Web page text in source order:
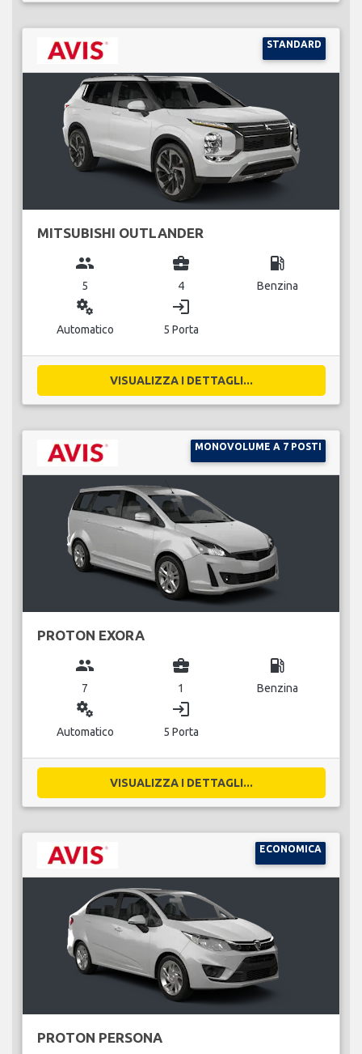
STANDARD
MITSUBISHI OUTLANDER
group
5
business_center
4
local_gas_station
Benzina
miscellaneous_services
Automatico
login
5 Porta
VISUALIZZA I DETTAGLI...
MONOVOLUME A 7 POSTI
PROTON EXORA
group
7
business_center
1
local_gas_station
Benzina
miscellaneous_services
Automatico
login
5 Porta
VISUALIZZA I DETTAGLI...
ECONOMICA
PROTON PERSONA